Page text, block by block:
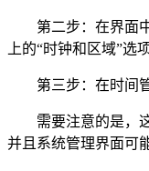
第二步：在界面中
上的“时钟和区域”选项
第三步：在时间管
需要注意的是，这
并且系统管理界面可